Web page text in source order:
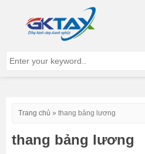
Trang chủ » thang bảng lương
thang bảng lương